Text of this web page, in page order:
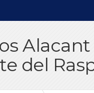
Alacant
del